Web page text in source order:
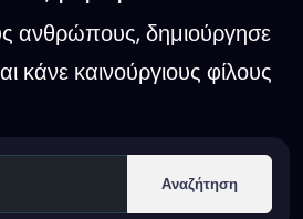
ανθρώπους, δημιούργησε
κάνε καινούργιους φίλους
Αναζήτηση